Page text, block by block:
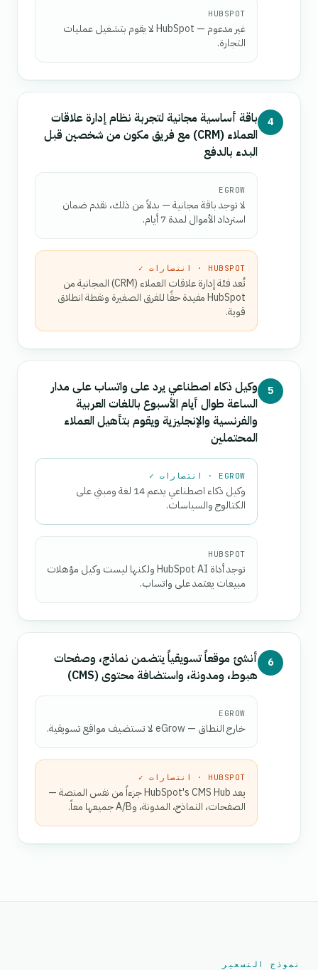
HUBSPOT
غير مدعوم — HubSpot لا يقوم بتشغيل عمليات
التجارة.
4
باقة أساسية مجانية لتجربة نظام إدارة علاقات
العملاء (CRM) مع فريق مكون من شخصين قبل
البدء بالدفع
EGROW
لا توجد باقة مجانية — بدلاً من ذلك، نقدم ضمان
استرداد الأموال لمدة 7 أيام.
HUBSPOT · انتصارات ✓
تُعد فئة إدارة علاقات العملاء (CRM) المجانية من
HubSpot مفيدة حقًا للفرق الصغيرة ونقطة انطلاق
قوية.
5
وكيل ذكاء اصطناعي يرد على واتساب على مدار
الساعة طوال أيام الأسبوع باللغات العربية
والفرنسية والإنجليزية ويقوم بتأهيل العملاء
المحتملين
EGROW · انتصارات ✓
وكيل ذكاء اصطناعي يدعم 14 لغة ومبني على
الكتالوج والسياسات.
HUBSPOT
توجد أداة HubSpot AI ولكنها ليست وكيل مؤهلات
مبيعات يعتمد على واتساب.
6
أنشئ موقعاً تسويقياً يتضمن نماذج، وصفحات
هبوط، ومدونة، واستضافة محتوى (CMS)
EGROW
خارج النطاق — eGrow لا تستضيف مواقع تسويقية.
HUBSPOT · انتصارات ✓
يعد HubSpot's CMS Hub جزءاً من نفس المنصة —
الصفحات، النماذج، المدونة، وA/B جميعها معاً.
نموذج التسعير